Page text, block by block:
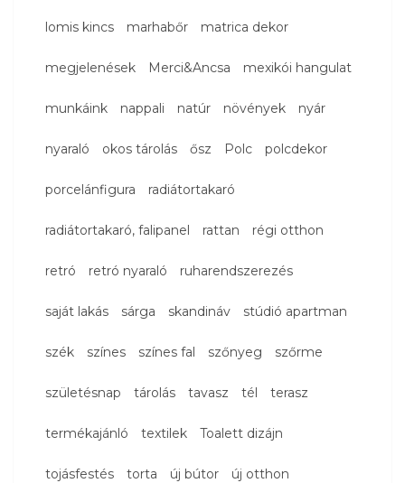
lomis kincs marhabőr matrica dekor
megjelenések Merci&Ancsa mexikói hangulat
munkáink nappali natúr növények nyár
nyaraló okos tárolás ősz Polc polcdekor
porcelánfigura radiátortakaró
radiátortakaró, falipanel rattan régi otthon
retró retró nyaraló ruharendszerezés
saját lakás sárga skandináv stúdió apartman
szék színes színes fal szőnyeg szőrme
születésnap tárolás tavasz tél terasz
termékajánló textilek Toalett dizájn
tojásfestés torta új bútor új otthon